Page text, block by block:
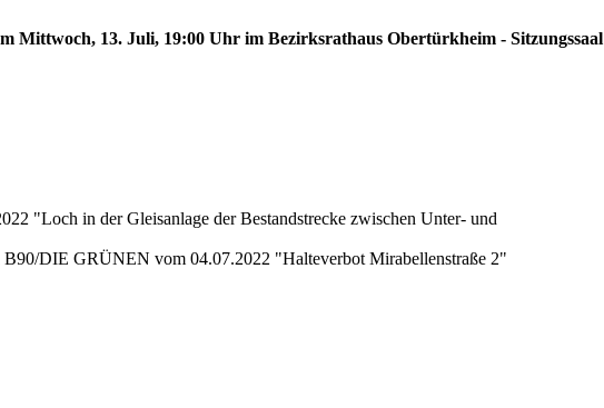
Mittwoch, 13. Juli, 19:00 Uhr im Bezirksrathaus Obertürkheim - Sitzungssaal
"Loch in der Gleisanlage der Bestandstrecke zwischen Unter- und
DIE GRÜNEN vom 04.07.2022 "Halteverbot Mirabellenstraße 2"